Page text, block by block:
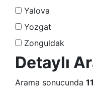
Yalova
Yozgat
Zonguldak
Detaylı
Arama sonucunda